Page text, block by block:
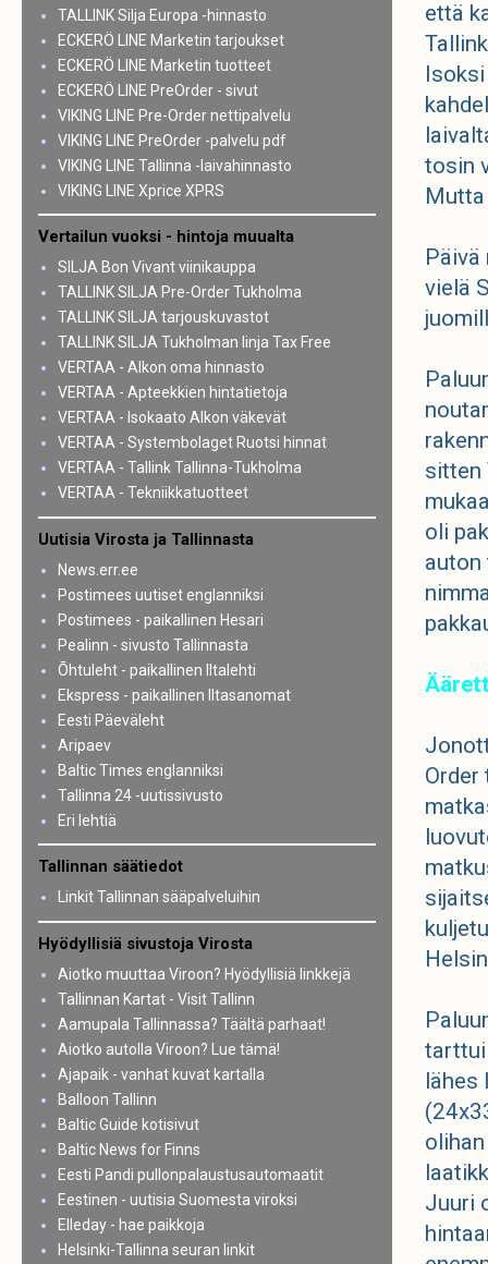
että
tosin
Päivä
vielä
sitten
oli
auton
tarttui
lähes
Juuri
TALLINK Silja Europa -hinnasto
ECKERÖ LINE Marketin tarjoukset
ECKERÖ LINE Marketin tuotteet
ECKERÖ LINE PreOrder - sivut
VIKING LINE Pre-Order nettipalvelu
VIKING LINE PreOrder -palvelu pdf
VIKING LINE Tallinna -laivahinnasto
VIKING LINE Xprice XPRS
Vertailun vuoksi - hintoja muualta
SILJA Bon Vivant viinikauppa
TALLINK SILJA Pre-Order Tukholma
TALLINK SILJA tarjouskuvastot
TALLINK SILJA Tukholman linja Tax Free
VERTAA - Alkon oma hinnasto
VERTAA - Apteekkien hintatietoja
VERTAA - Isokaato Alkon väkevät
VERTAA - Systembolaget Ruotsi hinnat
VERTAA - Tallink Tallinna-Tukholma
VERTAA - Tekniikkatuotteet
Uutisia Virosta ja Tallinnasta
News.err.ee
Postimees uutiset englanniksi
Postimees - paikallinen Hesari
Pealinn - sivusto Tallinnasta
Õhtuleht - paikallinen Iltalehti
Ekspress - paikallinen Iltasanomat
Eesti Päeväleht
Aripaev
Baltic Times englanniksi
Tallinna 24 -uutissivusto
Eri lehtiä
Tallinnan säätiedot
Linkit Tallinnan sääpalveluihin
Hyödyllisiä sivustoja Virosta
Aiotko muuttaa Viroon? Hyödyllisiä linkkejä
Tallinnan Kartat - Visit Tallinn
Aamupala Tallinnassa? Täältä parhaat!
Aiotko autolla Viroon? Lue tämä!
Ajapaik - vanhat kuvat kartalla
Balloon Tallinn
Baltic Guide kotisivut
Baltic News for Finns
Eesti Pandi pullonpalaustusautomaatit
Eestinen - uutisia Suomesta viroksi
Elleday - hae paikkoja
Helsinki-Tallinna seuran linkit